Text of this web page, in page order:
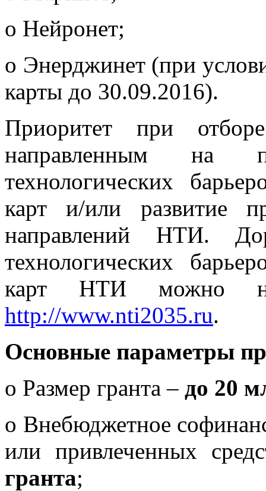
o Нейронет;
o Энерджинет (при
карты до 30.09.2016).
Приоритет при
направленным на
технологических
карт и/или развитие
направлений НТИ.
технологических
карт НТИ можно
http://www.nti2035.ru.
Основные параметры
o Размер гранта – до 20
o Внебюджетное
или привлеченных
гранта;